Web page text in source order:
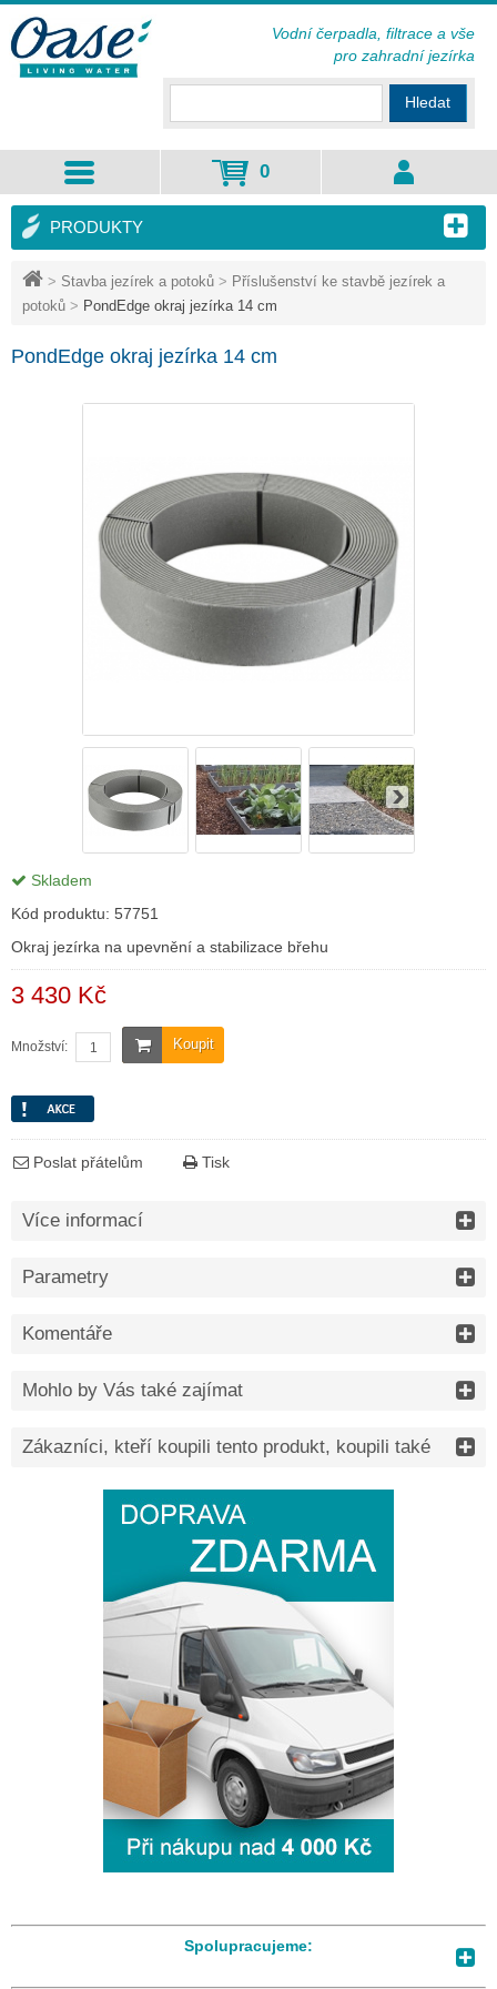
> Stavba jezírek a potoků > Příslušenství ke stavbě jezírek a
potoků > PondEdge okraj jezírka 14 cm
PondEdge okraj jezírka 14 cm
Skladem
Kód produktu: 57751
Okraj jezírka na upevnění a stabilizace břehu
3 430 Kč
Koupit
Množství:
Poslat přátelům Tisk
Více informací
Parametry
Komentáře
Mohlo by Vás také zajímat
Zákazníci, kteří koupili tento produkt, koupili také
PRODUKTY
Spolupracujeme:
Hledat
0
Vodní čerpadla, filtrace a vše
pro zahradní jezírka